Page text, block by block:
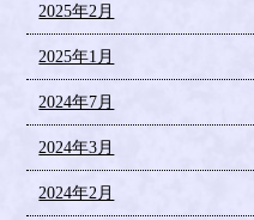
2025年2月
2025年1月
2024年7月
2024年3月
2024年2月